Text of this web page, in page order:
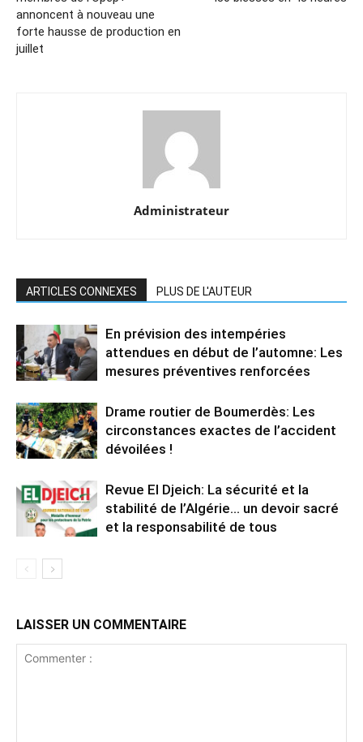
annoncent à nouveau une
forte hausse de production en
juillet
Administrateur
ARTICLES CONNEXES PLUS DE L'AUTEUR
En prévision des intempéries
attendues en début de l’automne: Les
mesures préventives renforcées
Drame routier de Boumerdès: Les
circonstances exactes de l’accident
dévoilées !
Revue El Djeich: La sécurité et la
stabilité de l’Algérie… un devoir sacré
et la responsabilité de tous
LAISSER UN COMMENTAIRE